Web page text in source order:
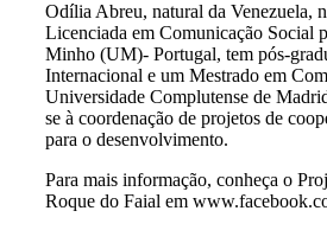
Odília Abreu, natural da Venezuela,
Licenciada em Comunicação Social
Minho (UM)- Portugal, tem pós-
Internacional e um Mestrado em
Universidade Complutense de
se à coordenação de projetos de
para o desenvolvimento.
Para mais informação, conheça o
Roque do Faial em